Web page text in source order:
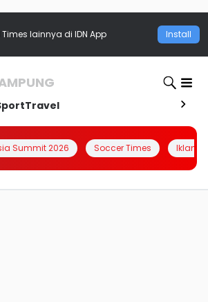
Times lainnya di IDN App Install
Travel
Summit 2026 Soccer Times Iklanin